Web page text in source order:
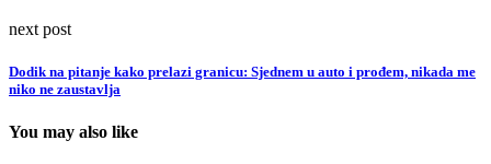
next post
Dodik na pitanje kako prelazi granicu: Sjednem u auto i prođem, nikada me
niko ne zaustavlja
You may also like